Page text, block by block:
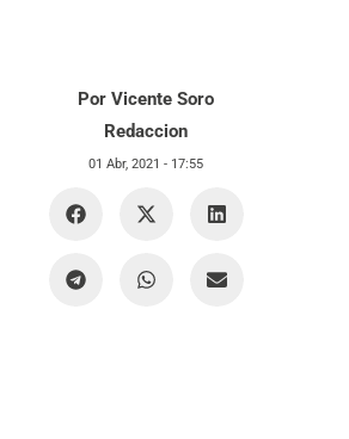
Por Vicente Soro
Redaccion
01 Abr, 2021 - 17:55